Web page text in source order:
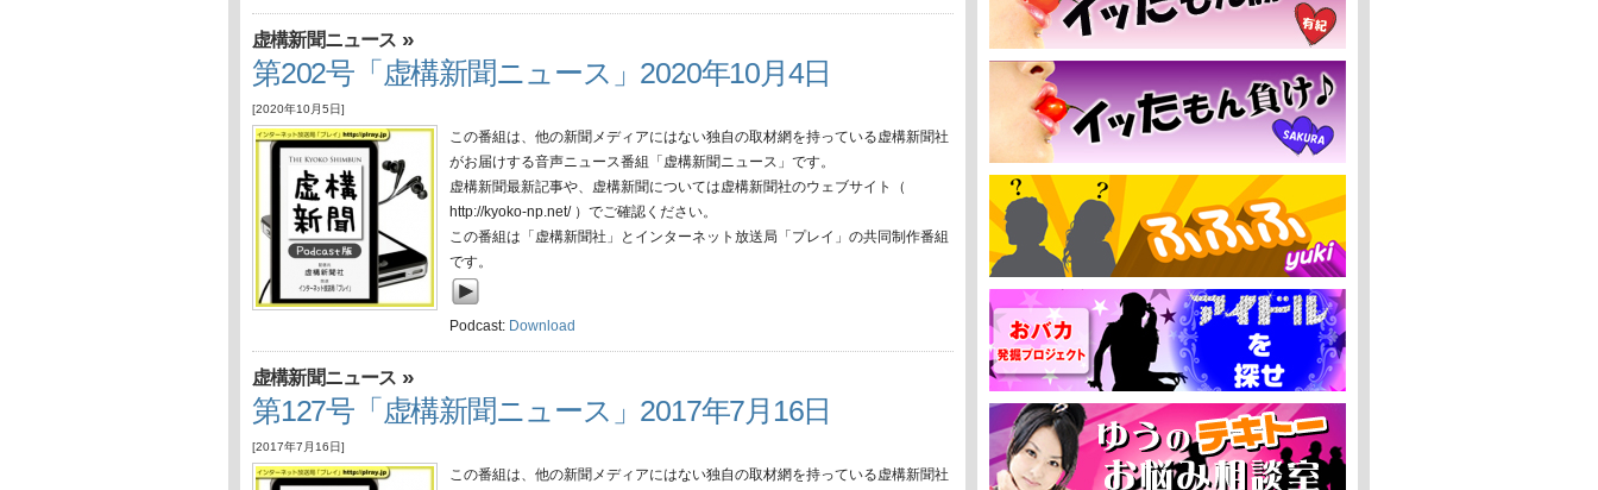
虚構新聞ニュース »
第202号「虚構新聞ニュース」2020年10月4日
[2020年10月5日]
この番組は、他の新聞メディアにはない独自の取材網を持っている虚構新聞社
がお届けする音声ニュース番組「虚構新聞ニュース」です。
虚構新聞最新記事や、虚構新聞については虚構新聞社のウェブサイト（
http://kyoko-np.net/ ）でご確認ください。
この番組は「虚構新聞社」とインターネット放送局「プレイ」の共同制作番組
です。
Podcast: Download
虚構新聞ニュース »
第127号「虚構新聞ニュース」2017年7月16日
[2017年7月16日]
この番組は、他の新聞メディアにはない独自の取材網を持っている虚構新聞社